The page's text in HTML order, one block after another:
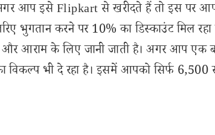
आप इसे Flipkart से खरीदते हैं तो इस पर
भुगतान करने पर 10% का डिस्काउंट मिल रहा
और आराम के लिए जानी जाती है। अगर आप एक
भी दे रहा है। इसमें आपको सिर्फ 6,500